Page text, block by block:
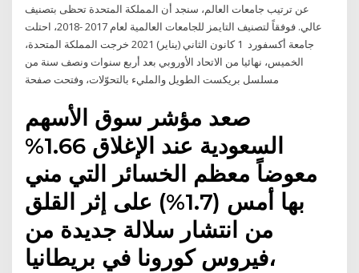
عن ترتيب جامعات العالم، سنجد أن المملكة المتحدة تحظى بتصنيف
عالي. فوفقاً لتصنيف التايمز للجامعات العالمية لعام 2017 -2018، احتلت
جامعة أكسفورد 1 كانون الثاني (يناير) 2021 خرجت المملكة المتحدة،
الخميس، نهائيا من الاتحاد الأوروبي بعد أربع سنوات ونصف سنة من
صعد مؤشر سوق الأسهم
السعودية عند الإغلاق 1.66%
معوضاً معظم الخسائر التي مني
بها أمس (1.7%) على إثر القلق
من انتشار سلالة جديدة من
فيروس كورونا في بريطانيا،